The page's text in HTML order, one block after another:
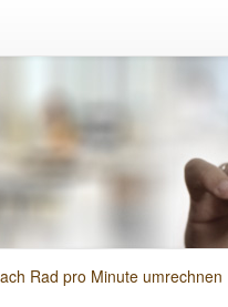
Rad pro Minute umrechnen